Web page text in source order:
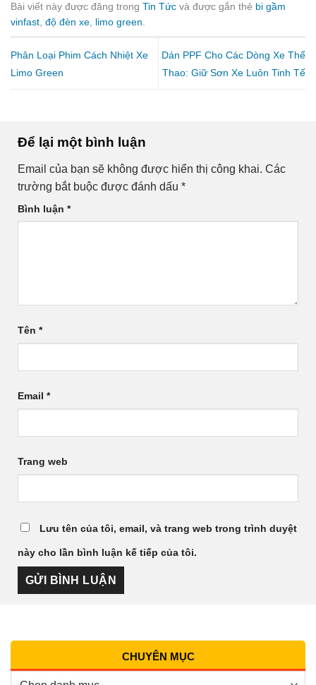
Bài viết này được đăng trong Tin Tức và được gắn thẻ bi gầm
vinfast độ đèn xe limo green
Phân Loại Phim Cách Nhiệt Xe
Limo Green
Dán PPF Cho Các Dòng Xe Thể
Thao: Giữ Sơn Xe Luôn Tinh Tế
Để lại một bình luận
Email của bạn sẽ không được hiển thị công khai. Các
trường bắt buộc được đánh dấu *
Bình luận *
Tên *
Email *
Trang web
Lưu tên của tôi, email, và trang web trong trình duyệt
này cho lần bình luận kế tiếp của tôi.
CHUYÊN MỤC